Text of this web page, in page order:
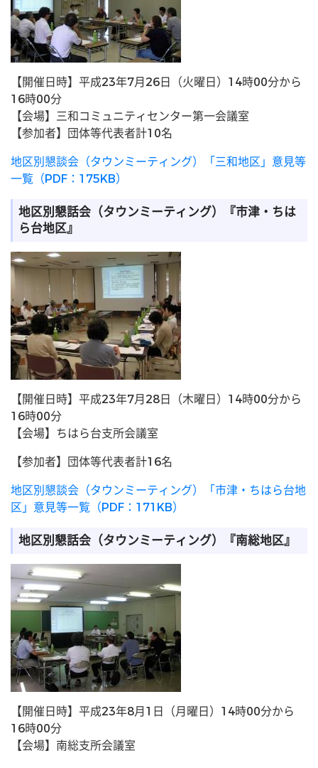
【開催日時】平成23年7月26日（火曜日）14時00分から
16時00分
【会場】三和コミュニティセンター第一会議室
【参加者】団体等代表者計10名
地区別懇談会（タウンミーティング）「三和地区」意見等
一覧（PDF：175KB）
地区別懇話会（タウンミーティング）『市津・ちは
ら台地区』
【開催日時】平成23年7月28日（木曜日）14時00分から
16時00分
【会場】ちはら台支所会議室
【参加者】団体等代表者計16名
地区別懇談会（タウンミーティング）「市津・ちはら台地
区」意見等一覧（PDF：171KB）
地区別懇話会（タウンミーティング）『南総地区』
【開催日時】平成23年8月1日（月曜日）14時00分から
16時00分
【会場】南総支所会議室